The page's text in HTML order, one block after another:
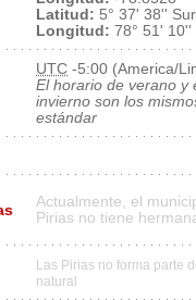
Latitud: 5° 37' 38'' Sur
Longitud: 78° 51' 10''
UTC -5:00 (America/
El horario de verano y
invierno son los
estándar
Actualmente, el
Pirias no tiene
Las Pirias no forma parte
natural